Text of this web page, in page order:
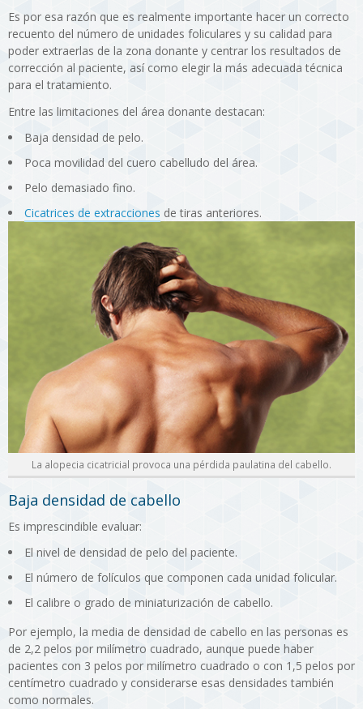
Es por esa razón que es realmente importante hacer un correcto
recuento del número de unidades foliculares y su calidad para
poder extraerlas de la zona donante y centrar los resultados de
corrección al paciente, así como elegir la más adecuada técnica
para el tratamiento.
Entre las limitaciones del área donante destacan:
Baja densidad de pelo.
Poca movilidad del cuero cabelludo del área.
Pelo demasiado fino.
Cicatrices de extracciones de tiras anteriores.
La alopecia cicatricial provoca una pérdida paulatina del cabello.
Baja densidad de cabello
Es imprescindible evaluar:
El nivel de densidad de pelo del paciente.
El número de folículos que componen cada unidad folicular.
El calibre o grado de miniaturización de cabello.
Por ejemplo, la media de densidad de cabello en las personas es
de 2,2 pelos por milímetro cuadrado, aunque puede haber
pacientes con 3 pelos por milímetro cuadrado o con 1,5 pelos por
centímetro cuadrado y considerarse esas densidades también
como normales.